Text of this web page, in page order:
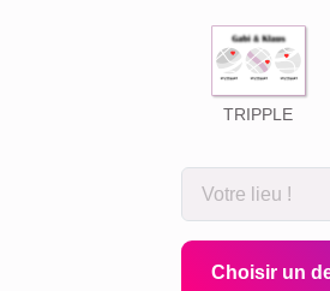
TRIPPLE
Choisir un